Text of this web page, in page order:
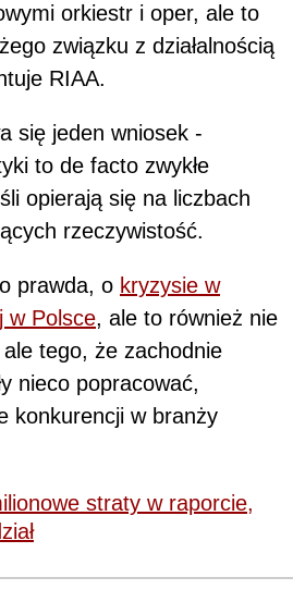
orkiestr i oper, ale to
związku z działalnością
RIAA.
się jeden wniosek -
to de facto zwykłe
opierają się na liczbach
rzeczywistość.
prawda, o kryzysie w
w Polsce, ale to również nie
tego, że zachodnie
nieco popracować,
konkurencji w branży
straty w raporcie,